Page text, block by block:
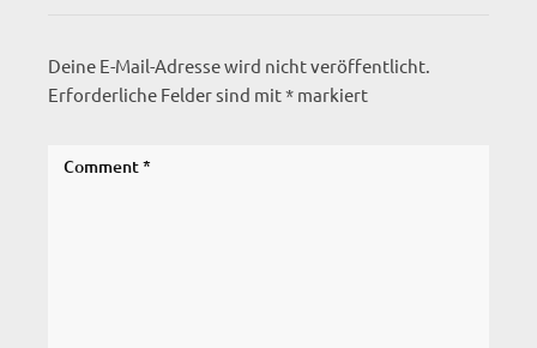
Deine E-Mail-Adresse wird nicht veröffentlicht.
Erforderliche Felder sind mit* markiert